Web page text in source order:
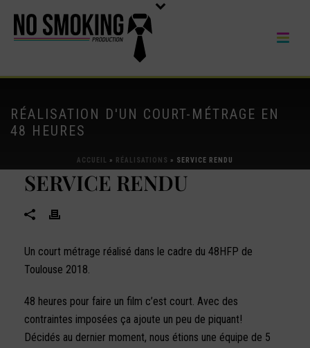
RÉALISATION D'UN COURT-MÉTRAGE EN
48 HEURES
ACCUEIL » RÉALISATIONS » SERVICE RENDU
SERVICE RENDU
Un court métrage réalisé dans le cadre du 48HFP de
Toulouse 2018.
48 heures pour faire un film c’est court. Avec des
contraintes imposées ça ajoute un peu de piquant!
Décidés au dernier moment, nous étions une équipe de 5